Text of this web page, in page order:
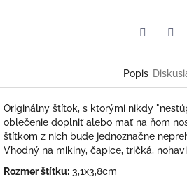
Popis
Originálny štítok, s ktorými nikdy
oblečenie doplniť alebo mať na ňom
štítkom z nich bude jednoznačne
Vhodný na mikiny, čapice, tričká,
Rozmer štítku: 3,1x3,8cm